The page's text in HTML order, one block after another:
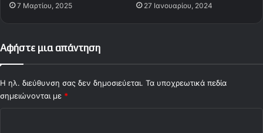
7 Μαρτίου, 2025 27 Ιανουαρίου, 2024
Αφήστε μια απάντηση
Η ηλ. διεύθυνση σας δεν δημοσιεύεται. Τα υποχρεωτικά πεδία
σημειώνονται με *